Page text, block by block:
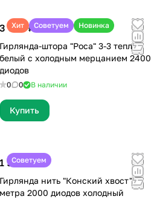
Хит Советуем Новинка
3 000 ₽
Гирлянда-штора "Роса" 3-3 теплый
белый с холодным мерцанием 2400
диодов
0 0 В наличии
Купить
Советуем
1 999 ₽
Гирлянда нить "Конский хвост" 3
метра 2000 диодов холодный